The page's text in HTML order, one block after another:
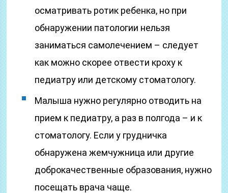
осматривать ротик ребенка, но при
обнаружении патологии нельзя
заниматься самолечением – следует
как можно скорее отвести кроху к
педиатру или детскому стоматологу.
Малыша нужно регулярно отводить на
прием к педиатру, а раз в полгода – и к
стоматологу. Если у грудничка
обнаружена жемчужница или другие
доброкачественные образования, нужно
посещать врача чаще.